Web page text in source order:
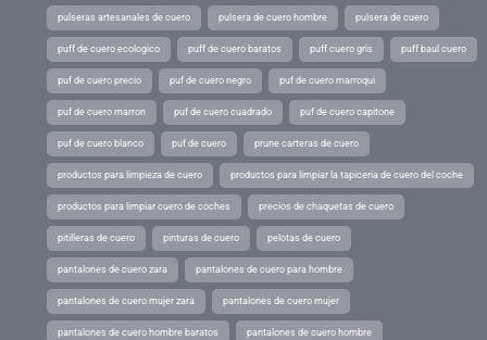
pulseras artesanales de cuero pulsera de cuero hombre pulsera de cuero
puff de cuero ecologico puff de cuero baratos puff cuero gris puff baul cuero
puf de cuero precio puf de cuero negro puf de cuero marroqui
puf de cuero marron puf de cuero cuadrado puf de cuero capitone
puf de cuero blanco puf de cuero prune carteras de cuero
productos para limpieza de cuero productos para limpiar la tapiceria de cuero del coche
productos para limpiar cuero de coches precios de chaquetas de cuero
pitilleras de cuero pinturas de cuero pelotas de cuero
pantalones de cuero zara pantalones de cuero para hombre
pantalones de cuero mujer zara pantalones de cuero mujer
pantalones de cuero hombre baratos pantalones de cuero hombre